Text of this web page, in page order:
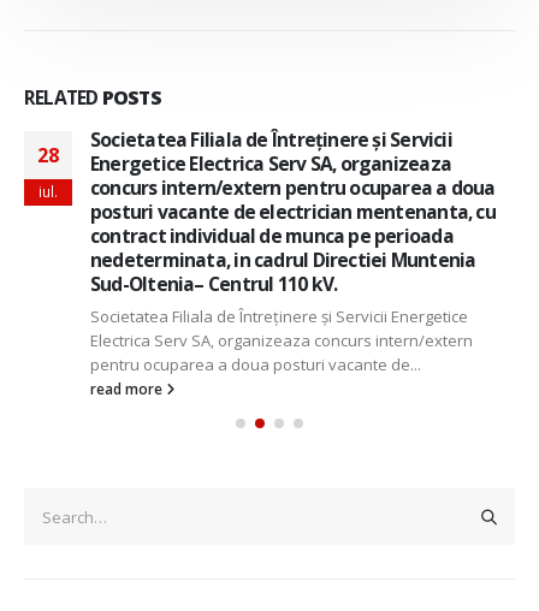
RELATED POSTS
28
iul.
Societatea Filiala de Întreţinere şi Servicii
Energetice Electrica Serv SA, organizeaza
concurs intern/extern pentru ocuparea a doua
posturi vacante de electrician mentenanta, cu
contract individual de munca pe perioada
nedeterminata, in cadrul Directiei Muntenia
Sud-Oltenia– Centrul 110 kV.
Societatea Filiala de Întreţinere şi Servicii Energetice
Electrica Serv SA, organizeaza concurs intern/extern
pentru ocuparea a doua posturi vacante de...
read more